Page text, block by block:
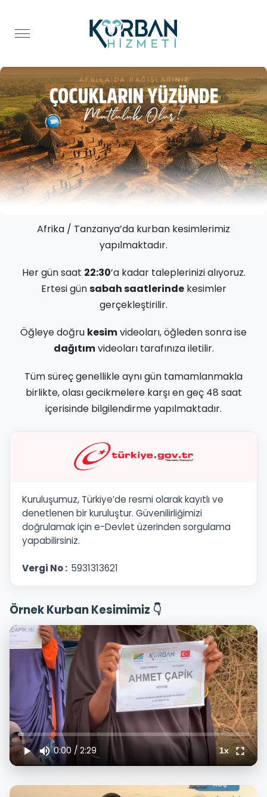
Afrika / Tanzanya’da kurban kesimlerimiz
yapılmaktadır.
Her gün saat 22:30’a kadar taleplerinizi alıyoruz.
Ertesi günsabah saatlerindekesimler
gerçekleştirilir.
Öğleye doğru kesimvideoları, öğleden sonra ise
dağıtımvideoları tarafınıza iletilir.
Tüm süreç genellikle aynı gün tamamlanmakla
birlikte, olası gecikmelere karşı en geç 48 saat
içerisinde bilgilendirme yapılmaktadır.
Kuruluşumuz, Türkiye’de resmi olarak kayıtlı ve
denetlenen bir kuruluştur. Güvenilirliğimizi
doğrulamak için e-Devlet üzerinden sorgulama
yapabilirsiniz.
Vergi No : 5931313621
Örnek Kurban Kesimimiz 👇
0:00 / 2:29 1x